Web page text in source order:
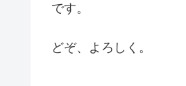
です。
どぞ、よろしく。